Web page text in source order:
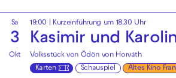
Sa
3
Okt
19:00 | Kurzeinführung um 18.30 Uhr
Kasimir und
Volksstück von Ödön von Horváth
Karten
Schauspiel Altes Kino